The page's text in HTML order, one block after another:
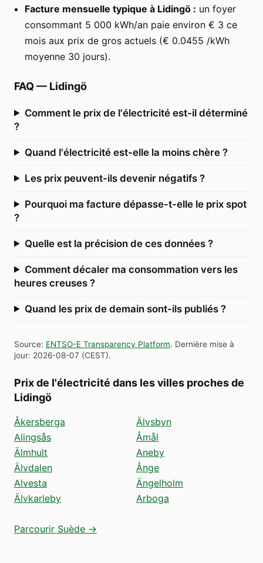
Facture mensuelle typique à Lidingö : un foyer
consommant 5 000 kWh/an paie environ € 3 ce
mois aux prix de gros actuels (€ 0.0455 /kWh
moyenne 30 jours).
FAQ — Lidingö
Comment le prix de l'électricité est-il déterminé
?
Quand l'électricité est-elle la moins chère ?
Les prix peuvent-ils devenir négatifs ?
Pourquoi ma facture dépasse-t-elle le prix spot
?
Quelle est la précision de ces données ?
Comment décaler ma consommation vers les
heures creuses ?
Quand les prix de demain sont-ils publiés ?
Source: ENTSO-E Transparency Platform. Dernière mise à
jour: 2026-08-07 (CEST).
Prix de l'électricité dans les villes proches de
Lidingö
Åkersberga
Alingsås
Älmhult
Älvdalen
Alvesta
Älvkarleby
Älvsbyn
Åmål
Aneby
Ånge
Ängelholm
Arboga
Parcourir Suède →